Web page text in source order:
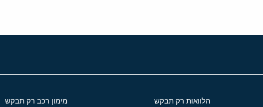
הלוואות רק תבקש מימון רכב רק תבקש